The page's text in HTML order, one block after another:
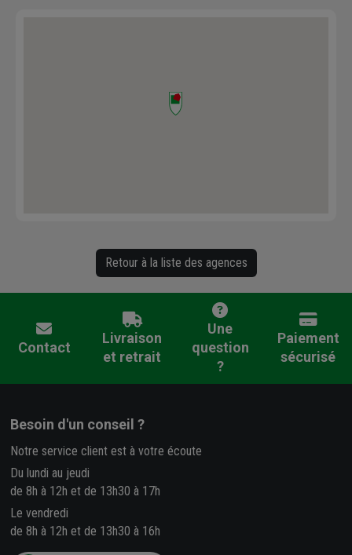
Retour à la liste des agences
Contact
Livraison
et retrait
Une
question
?
Paiement
sécurisé
Besoin d'un conseil ?
Notre service client est à votre écoute
Du lundi au jeudi
de 8h à 12h et de 13h30 à 17h
Le vendredi
de 8h à 12h et de 13h30 à 16h